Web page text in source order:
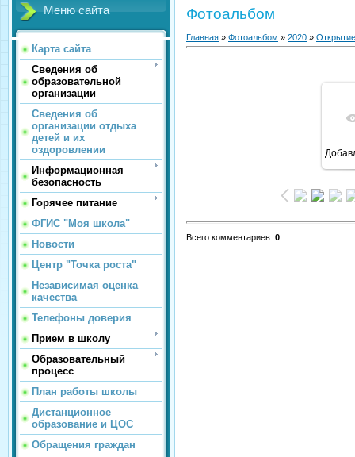
Меню сайта
Карта сайта
Сведения об
образовательной
организации
Сведения об
организации отдыха
детей и их
оздоровлении
Информационная
безопасность
Горячее питание
ФГИС "Моя школа"
Новости
Центр "Точка роста"
Независимая оценка
качества
Телефоны доверия
Прием в школу
Образовательный
процесс
План работы школы
Дистанционное
образование и ЦОС
Обращения граждан
Фотоальбом
Главная » Фотоальбом » 2020 »
Всего комментариев: 0